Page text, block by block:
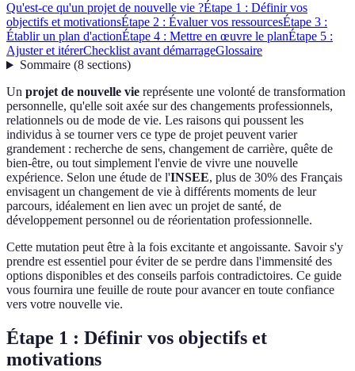
Qu'est-ce qu'un projet de nouvelle vie ?Étape 1 : Définir vos
objectifs et motivationsÉtape 2 : Évaluer vos ressourcesÉtape 3 :
Établir un plan d'actionÉtape 4 : Mettre en œuvre le planÉtape 5 :
Ajuster et itérerChecklist avant démarrageGlossaire
Sommaire(8 sections)
Un projet de nouvelle vie représente une volonté de transformation
personnelle, qu'elle soit axée sur des changements professionnels,
relationnels ou de mode de vie. Les raisons qui poussent les
individus à se tourner vers ce type de projet peuvent varier
grandement : recherche de sens, changement de carrière, quête de
bien-être, ou tout simplement l'envie de vivre une nouvelle
expérience. Selon une étude de l'INSEE, plus de 30% des Français
envisagent un changement de vie à différents moments de leur
parcours, idéalement en lien avec un projet de santé, de
développement personnel ou de réorientation professionnelle.
Cette mutation peut être à la fois excitante et angoissante. Savoir s'y
prendre est essentiel pour éviter de se perdre dans l'immensité des
options disponibles et des conseils parfois contradictoires. Ce guide
vous fournira une feuille de route pour avancer en toute confiance
vers votre nouvelle vie.
Étape 1 : Définir vos objectifs et
motivations